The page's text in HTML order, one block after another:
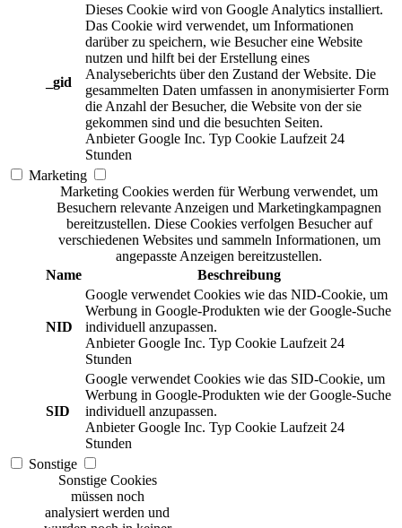
_gid
Dieses Cookie wird von Google Analytics installiert.
Das Cookie wird verwendet, um Informationen
darüber zu speichern, wie Besucher eine Website
nutzen und hilft bei der Erstellung eines
Analyseberichts über den Zustand der Website. Die
gesammelten Daten umfassen in anonymisierter Form
die Anzahl der Besucher, die Website von der sie
gekommen sind und die besuchten Seiten.
Anbieter Google Inc. Typ Cookie Laufzeit 24
Stunden
Marketing
Marketing Cookies werden für Werbung verwendet, um
Besuchern relevante Anzeigen und Marketingkampagnen
bereitzustellen. Diese Cookies verfolgen Besucher auf
verschiedenen Websites und sammeln Informationen, um
angepasste Anzeigen bereitzustellen.
Name
Beschreibung
NID
Google verwendet Cookies wie das NID-Cookie, um
Werbung in Google-Produkten wie der Google-Suche
individuell anzupassen.
Anbieter Google Inc. Typ Cookie Laufzeit 24
Stunden
SID
Google verwendet Cookies wie das SID-Cookie, um
Werbung in Google-Produkten wie der Google-Suche
individuell anzupassen.
Anbieter Google Inc. Typ Cookie Laufzeit 24
Stunden
Sonstige
Sonstige Cookies
müssen noch
analysiert werden und